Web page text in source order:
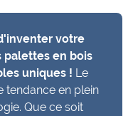
votre
palettes en bois
uniques ! Le
tendance en plein
Que ce soit